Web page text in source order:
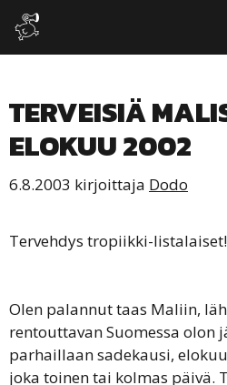
Siirry
sisältöön
TERVEISIÄ
ELOKUU 2002
6.8.2003 kirjoittaja Dodo
Tervehdys tropiikki-listalaiset!
Olen palannut taas Maliin,
rentouttavan Suomessa olon
parhaillaan sadekausi,
joka toinen tai kolmas päivä.